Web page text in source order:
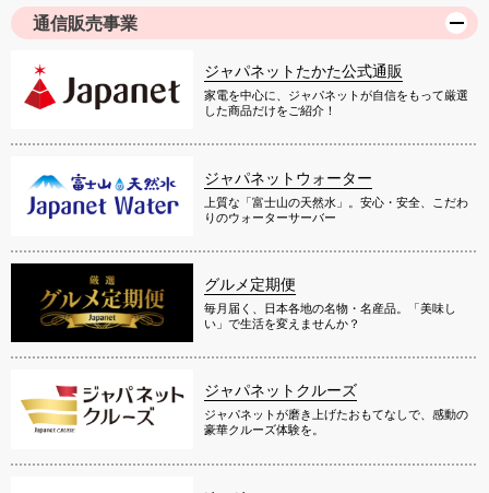
通信販売事業
ジャパネットたかた公式通販
家電を中心に、ジャパネットが自信をもって厳選
した商品だけをご紹介！
ジャパネットウォーター
上質な「富士山の天然水」。安心・安全、こだわ
りのウォーターサーバー
グルメ定期便
毎月届く、日本各地の名物・名産品。「美味し
い」で生活を変えませんか？
ジャパネットクルーズ
ジャパネットが磨き上げたおもてなしで、感動の
豪華クルーズ体験を。